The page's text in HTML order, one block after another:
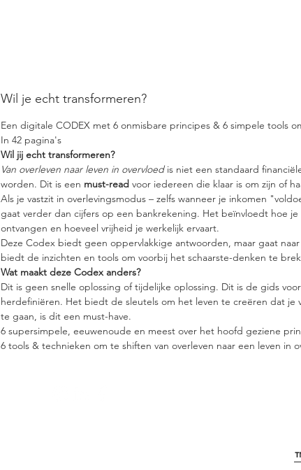
Wil je echt transformeren?
Een digitale CODEX met 6 onmisbare principes & 6 simpele tools
In 42 pagina's
Wil jij echt transformeren?
Van overleven naar leven in overvloedis niet een standaard
worden. Dit is een must-read voor iedereen die klaar is om zijn of
Als je vastzit in overlevingsmodus – zelfs wanneer je inkomen
gaat verder dan cijfers op een bankrekening. Het beïnvloedt hoe
ontvangen en hoeveel vrijheid je werkelijk ervaart.
Deze Codex biedt geen oppervlakkige antwoorden, maar gaat
biedt de inzichten en tools om voorbij het schaarste-denken te
Wat maakt deze Codex anders?
Dit is geen snelle oplossing of tijdelijke oplossing. Dit is de gids
herdefiniëren. Het biedt de sleutels om het leven te creëren dat je
te gaan, is dit een must-have.
6 supersimpele, eeuwenoude en meest over het hoofd geziene
6 tools & technieken om te shiften van overleven naar een leven in